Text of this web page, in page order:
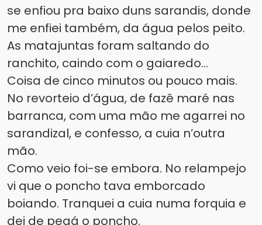
se enfiou pra baixo duns sarandis, donde
me enfiei também, da água pelos peito.
As matajuntas foram saltando do
ranchito, caindo com o gaiaredo...
Coisa de cinco minutos ou pouco mais.
No revorteio d’água, de fazê maré nas
barranca, com uma mão me agarrei no
sarandizal, e confesso, a cuia n’outra
mão.
Como veio foi-se embora. No relampejo
vi que o poncho tava emborcado
boiando. Tranquei a cuia numa forquia e
dei de pegá o poncho.